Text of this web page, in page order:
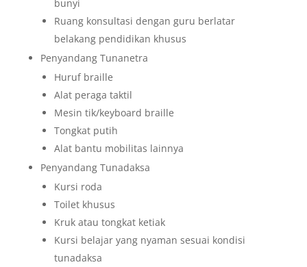
bunyi
Ruang konsultasi dengan guru berlatar
belakang pendidikan khusus
Penyandang Tunanetra
Huruf braille
Alat peraga taktil
Mesin tik/keyboard braille
Tongkat putih
Alat bantu mobilitas lainnya
Penyandang Tunadaksa
Kursi roda
Toilet khusus
Kruk atau tongkat ketiak
Kursi belajar yang nyaman sesuai kondisi
tunadaksa